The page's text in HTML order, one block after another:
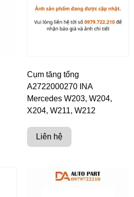
Cụm tăng tổng
A2722000270 INA
Mercedes W203, W204,
X204, W211, W212
Liên hệ